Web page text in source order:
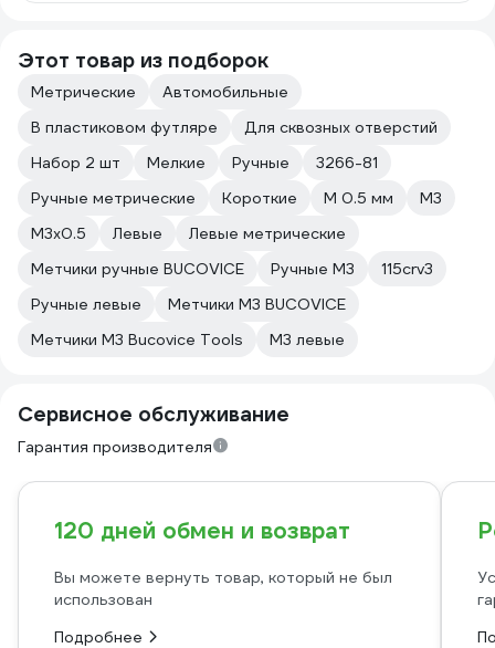
Этот товар из подборок
Метрические
Автомобильные
В пластиковом футляре
Для сквозных отверстий
Набор 2 шт
Мелкие Ручные
3266-81
Ручные метрические
Короткие М 0.5 мм
М3
М3х0.5
Левые
Левые метрические
Метчики ручные BUCOVICE
Ручные М3
115crv3
Ручные левые
Метчики М3 BUCOVICE
Метчики М3 Bucovice Tools
М3 левые
Сервисное обслуживание
Гарантия производителя
120 дней обмен и возврат
Вы можете вернуть товар, который не был
использован
Подробнее